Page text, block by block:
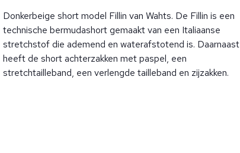
Donkerbeige short model Fillin van Wahts. De Fillin is een
technische bermudashort gemaakt van een Italiaanse
stretchstof die ademend en waterafstotend is. Daarnaast
heeft de short achterzakken met paspel, een
stretchtailleband, een verlengde tailleband en zijzakken.